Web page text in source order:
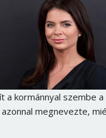
a kormánnyal szembe a
megnevezte,